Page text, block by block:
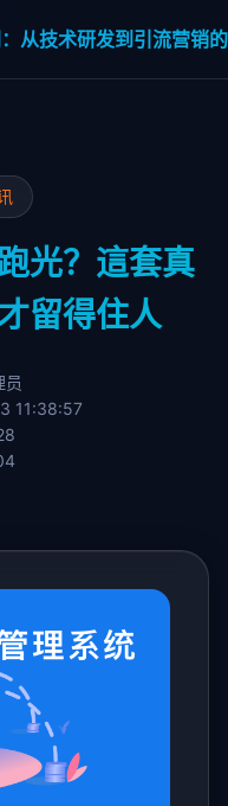
从技术研发到引流营销
光？這套真
留得住人
员
11:38:57